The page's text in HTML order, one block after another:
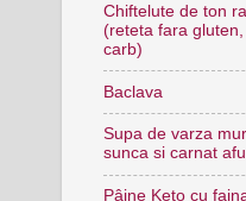
Chiftelute de ton
(reteta fara
carb)
Baclava
Supa de varza
sunca si carnat
Pâine Keto cu